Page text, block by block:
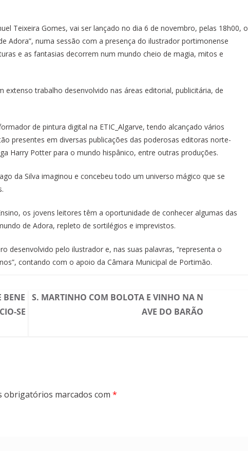
Teixeira Gomes, vai ser lançado no dia 6 de novembro, pelas 18h00, o
Adora”, numa sessão com a presença do ilustrador portimonense
e as fantasias decorrem num mundo cheio de magia, mitos e
trabalho desenvolvido nas áreas editorial, publicitária, de
de pintura digital na ETIC_Algarve, tendo alcançado vários
presentes em diversas publicações das poderosas editoras norte-
Harry Potter para o mundo hispânico, entre outras produções.
da Silva imaginou e concebeu todo um universo mágico que se
os jovens leitores têm a oportunidade de conhecer algumas das
de Adora, repleto de sortilégios e imprevistos.
desenvolvido pelo ilustrador e, nas suas palavras, “representa o
contando com o apoio da Câmara Municipal de Portimão.
BENE
SE
S. MARTINHO COM BOLOTA E VINHO NA N
AVE DO BARÃO
obrigatórios marcados com *